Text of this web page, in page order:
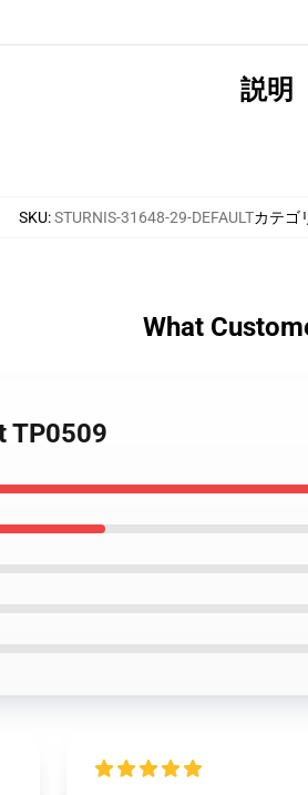
説明
SKU:STURNIS-31648-29-DEFAULTカテゴ
What
TP0509